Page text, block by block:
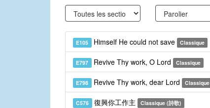
E105 Himself He could not save Classique
E797 Revive Thy work, O Lord Classique
E798 Revive Thy work, dear Lord Classique
C576 復興你工作主 Classique (詩歌)